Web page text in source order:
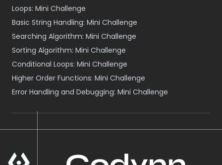
Loops: Mini Challenge
Basic String Handling: Mini Challenge
Searching Algorithm: Mini Challenge
Sorting Algorithm: Mini Challenge
Conditional Loops: Mini Challenge
Higher Order Functions: Mini Challenge
Error Handling and Debugging: Mini Challenge